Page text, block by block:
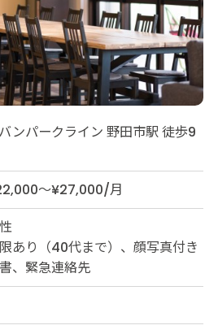
ンパークライン 野田市駅 徒歩9
～¥27,000/月
あり（40代まで）、顔写真付き
、緊急連絡先